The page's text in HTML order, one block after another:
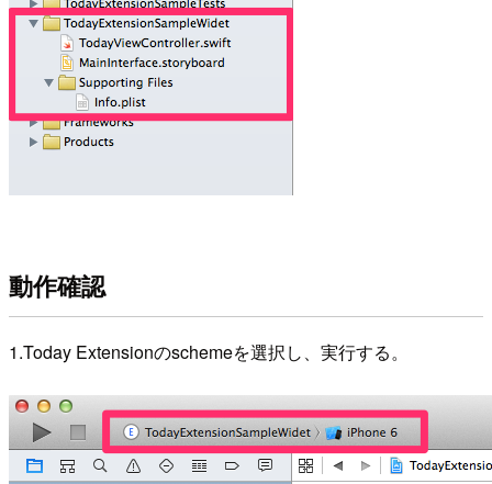
動作確認
1.Today Extensionのschemeを選択し、実行する。